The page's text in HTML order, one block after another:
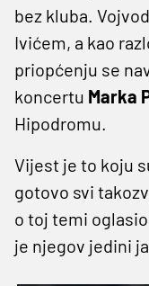
bez kluba.
Ivićem, a kao
priopćenju se
koncertu Marka
Hipodromu.
Vijest je to koju
gotovo svi
o toj temi
je njegov jedini